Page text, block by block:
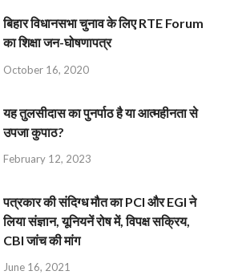
बिहार विधानसभा चुनाव के लिए RTE Forum
का शिक्षा जन-घोषणापत्र
October 16, 2020
यह तुलसीदास का पुनर्पाठ है या आत्महीनता से
उपजा कुपाठ?
February 12, 2023
पत्रकार की संदिग्ध मौत का PCI और EGI ने
लिया संज्ञान, यूनियनें रोष में, विपक्ष सक्रिय,
CBI जांच की मांग
June 16, 2021